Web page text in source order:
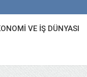
VE İŞ DÜNYASI